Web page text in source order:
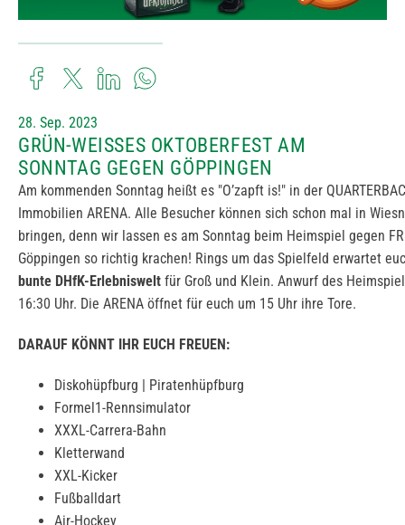
28. Sep. 2023
GRÜN-WEISSES OKTOBERFEST AM
SONNTAG GEGEN GÖPPINGEN
Am kommenden Sonntag heißt es "O’zapft is!" in der
Immobilien ARENA. Alle Besucher können sich schon mal in
bringen, denn wir lassen es am Sonntag beim Heimspiel gegen
Göppingen so richtig krachen! Rings um das Spielfeld erwartet
bunte DHfK-Erlebniswelt für Groß und Klein. Anwurf des
16:30 Uhr. Die ARENA öffnet für euch um 15 Uhr ihre Tore.
DARAUF KÖNNT IHR EUCH FREUEN:
Diskohüpfburg | Piratenhüpfburg
Formel1-Rennsimulator
XXXL-Carrera-Bahn
Kletterwand
XXL-Kicker
Fußballdart
Air-Hockey